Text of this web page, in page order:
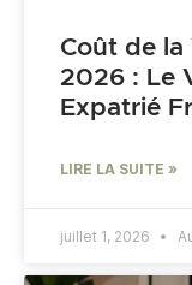
Coût de la
2026 : Le
Expatrié
LIRE LA SUITE »
juillet 1, 2026